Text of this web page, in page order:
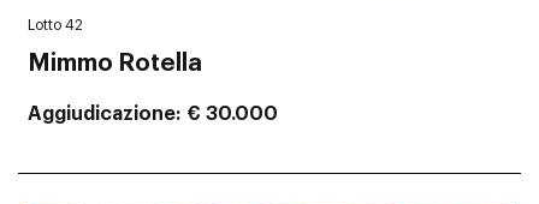
Lotto 42
Mimmo Rotella
Aggiudicazione € 30.000